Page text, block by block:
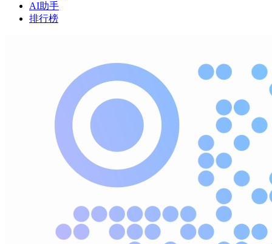
AI助手
排行榜